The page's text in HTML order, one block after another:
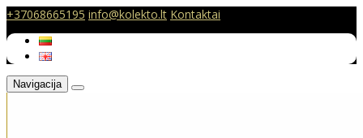
+37068665195 info@kolekto.lt Kontaktai
Navigacija